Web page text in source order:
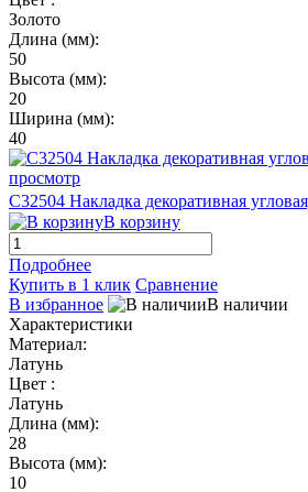
Золото
Длина (мм):
50
Высота (мм):
20
Ширина (мм):
40
просмотр
C32504 Накладка декоративная
В корзину
Подробнее
Купить в 1 клик Сравнение
В избранное
В наличии
Характеристики
Материал:
Латунь
Цвет :
Латунь
Длина (мм):
28
Высота (мм):
10